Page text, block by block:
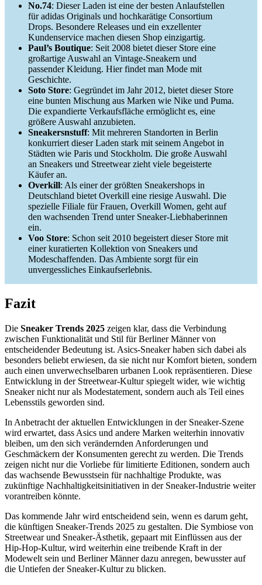
No.74: Dieser Laden ist eine der besten Anlaufstellen
für adidas Originals und hochkarätige Consortium
Drops. Besondere Releases und ein exzellenter
Kundenservice machen diesen Shop einzigartig.
Paul’s Boutique: Seit 2008 bietet dieser Store eine
großartige Auswahl an Vintage-Sneakern und
passender Kleidung. Hier findet man Mode mit
Geschichte.
Soto Store: Gegründet im Jahr 2012, bietet dieser Store
eine bunten Mischung aus Marken wie Nike und Puma.
Die expandierte Verkaufsfläche ermöglicht es, eine
größere Auswahl anzubieten.
Sneakersnstuff: Mit mehreren Standorten in Berlin
konkurriert dieser Laden stark mit seinem Angebot in
Städten wie Paris und Stockholm. Die große Auswahl
an Sneakers und Streetwear zieht viele begeisterte
Käufer an.
Overkill: Als einer der größten Sneakershops in
Deutschland bietet Overkill eine riesige Auswahl. Die
spezielle Filiale für Frauen, Overkill Women, geht auf
den wachsenden Trend unter Sneaker-Liebhaberinnen
ein.
Voo Store: Schon seit 2010 begeistert dieser Store mit
einer kuratierten Kollektion von Sneakers und
Modeschaffenden. Das Ambiente sorgt für ein
unvergessliches Einkaufserlebnis.
Fazit
Die Sneaker Trends 2025 zeigen klar, dass die Verbindung
zwischen Funktionalität und Stil für Berliner Männer von
entscheidender Bedeutung ist. Asics-Sneaker haben sich dabei als
besonders beliebt erwiesen, da sie nicht nur Komfort bieten, sondern
auch einen unverwechselbaren urbanen Look repräsentieren. Diese
Entwicklung in der Streetwear-Kultur spiegelt wider, wie wichtig
Sneaker nicht nur als Modestatement, sondern auch als Teil eines
Lebensstils geworden sind.
In Anbetracht der aktuellen Entwicklungen in der Sneaker-Szene
wird erwartet, dass Asics und andere Marken weiterhin innovativ
bleiben, um den sich verändernden Anforderungen und
Geschmäckern der Konsumenten gerecht zu werden. Die Trends
zeigen nicht nur die Vorliebe für limitierte Editionen, sondern auch
das wachsende Bewusstsein für nachhaltige Produkte, was
zukünftige Nachhaltigkeitsinitiativen in der Sneaker-Industrie weiter
vorantreiben könnte.
Das kommende Jahr wird entscheidend sein, wenn es darum geht,
die künftigen Sneaker-Trends 2025 zu gestalten. Die Symbiose von
Streetwear und Sneaker-Ästhetik, gepaart mit Einflüssen aus der
Hip-Hop-Kultur, wird weiterhin eine treibende Kraft in der
Modewelt sein und Berliner Männer dazu anregen, bewusster auf
die Untiefen der Sneaker-Kultur zu blicken.